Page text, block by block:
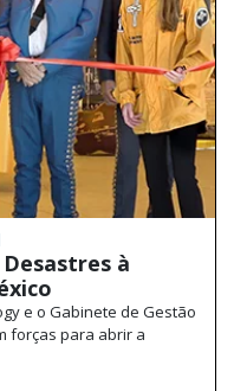
à
e o Gabinete de Gestão
forças para abrir a